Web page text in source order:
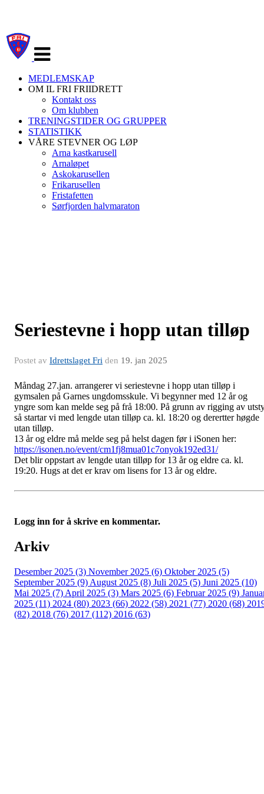
navigasjon
MEDLEMSKAP
OM IL FRI FRIIDRETT
Kontakt oss
Om klubben
TRENINGSTIDER OG GRUPPER
STATISTIKK
VÅRE STEVNER OG LØP
Arna kastkarusell
Arnaløpet
Askokarusellen
Frikarusellen
Fristafetten
Sørfjorden halvmaraton
Seriestevne i hopp utan tilløp
Postet av Idrettslaget Fri den 19. jan 2025
Måndag 27.jan. arrangerer vi seriestevne i hopp utan tilløp i
gymsalen på Garnes ungdomsskule. Vi begynner med 12 år og
yngre som kan melde seg på frå 18:00. På grunn av rigging av
så startar vi med lengde utan tilløp ca. kl. 18:20 og derertter høgde
utan tilløp.
13 år og eldre må melde seg på helst dagen før i iSonen her:
https://isonen.no/event/cm1fj8mua01c7onyok192ed31/
Det blir oppstart av lengde utan tilløp for 13 år og eldre ca. kl.
19:20. Hugs at det er krav om lisens for 13 år og eldre.
Logg inn for å skrive en kommentar.
Arkiv
Desember 2025 (3) November 2025 (6) Oktober 2025 (5)
September 2025 (9) August 2025 (8) Juli 2025 (5) Juni 2025 (10)
Mai 2025 (7) April 2025 (3) Mars 2025 (6) Februar 2025 (9)
2025 (11) 2024 (80) 2023 (66) 2022 (58) 2021 (77) 2020 (68)
(82) 2018 (76) 2017 (112) 2016 (63)